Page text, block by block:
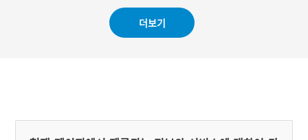
술적 가치가 높다. 또한 목
책구조가 잘 남아 있는 드문
사례로 삼국시대 책(柵)의
더보기